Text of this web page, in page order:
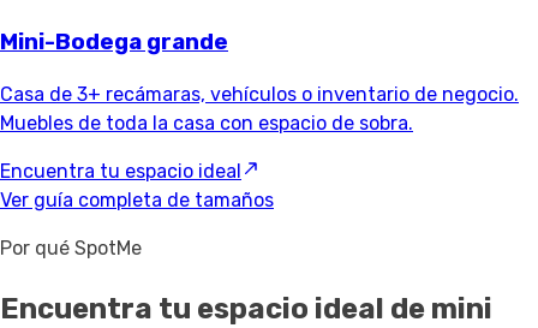
Mini-Bodega grande
Casa de 3+ recámaras, vehículos o inventario de negocio.
Muebles de toda la casa con espacio de sobra.
Encuentra tu espacio ideal
Ver guía completa de tamaños
Por qué SpotMe
Encuentra tu espacio ideal de mini